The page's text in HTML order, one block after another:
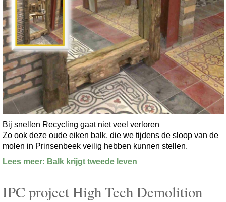
Bij snellen Recycling gaat niet veel verloren
Zo ook deze oude eiken balk, die we tijdens de sloop van de
molen in Prinsenbeek veilig hebben kunnen stellen.
Lees meer: Balk krijgt tweede leven
IPC project High Tech Demolition